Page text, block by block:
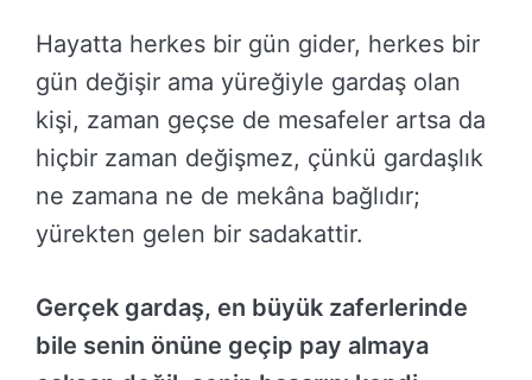
Hayatta herkes bir gün gider, herkes bir
gün değişir ama yüreğiyle gardaş olan
kişi, zaman geçse de mesafeler artsa da
hiçbir zaman değişmez, çünkü gardaşlık
ne zamana ne de mekâna bağlıdır;
yürekten gelen bir sadakattir.
Gerçek gardaş, en büyük zaferlerinde
bile senin önüne geçip pay almaya